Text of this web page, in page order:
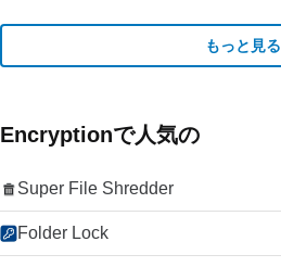
もっと見る
Encryptionで人気の
Super File Shredder
Folder Lock